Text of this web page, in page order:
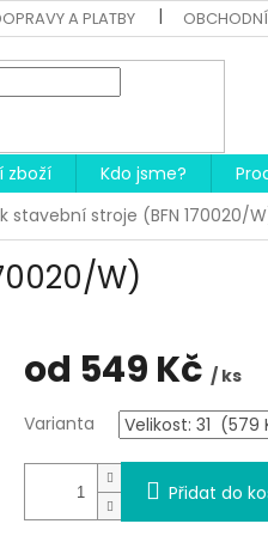
A PLATBY OBCHODNÍ
zboží Kdo jsme?
stavební stroje (BFN 170020/
W)
od 549 Kč / ks
cena:
Varianta
Přidat do